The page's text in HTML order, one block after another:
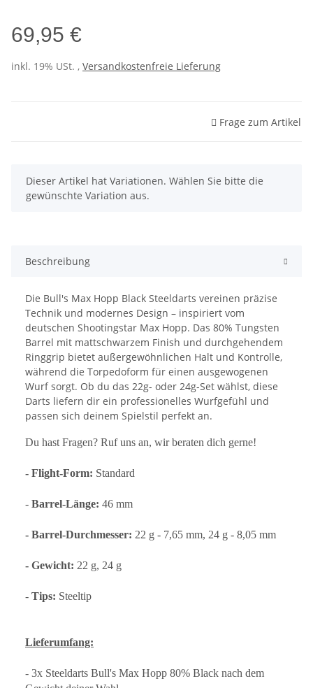
69,95 €
inkl. 19% USt. , Versandkostenfreie Lieferung
Frage zum Artikel
x
Dieser Artikel hat Variationen. Wählen Sie bitte die
gewünschte Variation aus.
Beschreibung
Die Bull's Max Hopp Black Steeldarts vereinen präzise
Technik und modernes Design – inspiriert vom
deutschen Shootingstar Max Hopp. Das 80% Tungsten
Barrel mit mattschwarzem Finish und durchgehendem
Ringgrip bietet außergewöhnlichen Halt und Kontrolle,
während die Torpedoform für einen ausgewogenen
Wurf sorgt. Ob du das 22g- oder 24g-Set wählst, diese
Darts liefern dir ein professionelles Wurfgefühl und
passen sich deinem Spielstil perfekt an.
Du hast Fragen? Ruf uns an, wir beraten dich gerne!
- Flight-Form: Standard
- Barrel-Länge: 46 mm
- Barrel-Durchmesser: 22 g - 7,65 mm, 24 g - 8,05 mm
- Gewicht: 22 g, 24 g
- Tips: Steeltip
Lieferumfang:
- 3x Steeldarts Bull's Max Hopp 80% Black nach dem